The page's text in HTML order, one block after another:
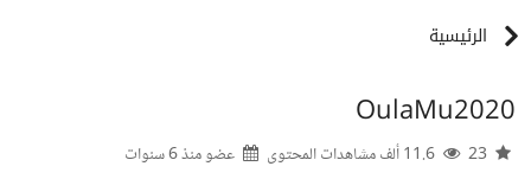
الرئيسية
OulaMu2020
عضو منذ6 سنوات